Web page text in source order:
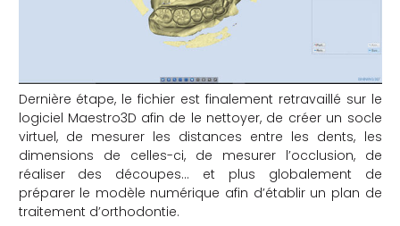
Dernière étape, le fichier est finalement retravaillé sur le
logiciel Maestro3D afin de le nettoyer, de créer un socle
virtuel, de mesurer les distances entre les dents, les
dimensions de celles-ci, de mesurer l’occlusion, de
réaliser des découpes… et plus globalement de
préparer le modèle numérique afin d’établir un plan de
traitement d’orthodontie.